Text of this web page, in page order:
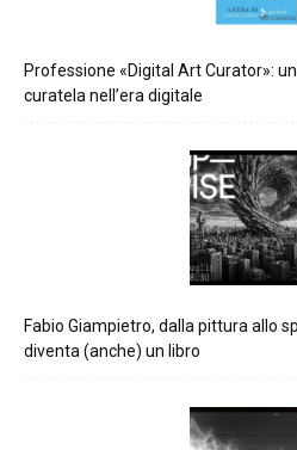
Professione «Digital Art Curator»:
curatela nell’era digitale
Fabio Giampietro, dalla pittura allo
diventa (anche) un libro